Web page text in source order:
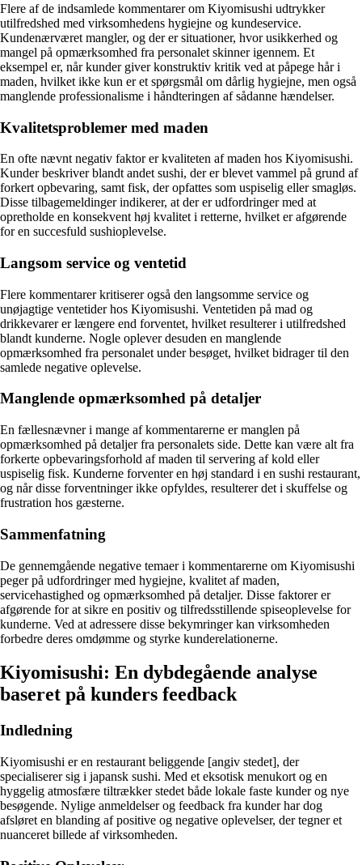
Flere af de indsamlede kommentarer om Kiyomisushi udtrykker
utilfredshed med virksomhedens hygiejne og kundeservice.
Kundenærværet mangler, og der er situationer, hvor usikkerhed og
mangel på opmærksomhed fra personalet skinner igennem. Et
eksempel er, når kunder giver konstruktiv kritik ved at påpege hår i
maden, hvilket ikke kun er et spørgsmål om dårlig hygiejne, men også
manglende professionalisme i håndteringen af sådanne hændelser.
Kvalitetsproblemer med maden
En ofte nævnt negativ faktor er kvaliteten af maden hos Kiyomisushi.
Kunder beskriver blandt andet sushi, der er blevet vammel på grund af
forkert opbevaring, samt fisk, der opfattes som uspiselig eller smagløs.
Disse tilbagemeldinger indikerer, at der er udfordringer med at
opretholde en konsekvent høj kvalitet i retterne, hvilket er afgørende
for en succesfuld sushioplevelse.
Langsom service og ventetid
Flere kommentarer kritiserer også den langsomme service og
unøjagtige ventetider hos Kiyomisushi. Ventetiden på mad og
drikkevarer er længere end forventet, hvilket resulterer i utilfredshed
blandt kunderne. Nogle oplever desuden en manglende
opmærksomhed fra personalet under besøget, hvilket bidrager til den
samlede negative oplevelse.
Manglende opmærksomhed på detaljer
En fællesnævner i mange af kommentarerne er manglen på
opmærksomhed på detaljer fra personalets side. Dette kan være alt fra
forkerte opbevaringsforhold af maden til servering af kold eller
uspiselig fisk. Kunderne forventer en høj standard i en sushi restaurant,
og når disse forventninger ikke opfyldes, resulterer det i skuffelse og
frustration hos gæsterne.
Sammenfatning
De gennemgående negative temaer i kommentarerne om Kiyomisushi
peger på udfordringer med hygiejne, kvalitet af maden,
servicehastighed og opmærksomhed på detaljer. Disse faktorer er
afgørende for at sikre en positiv og tilfredsstillende spiseoplevelse for
kunderne. Ved at adressere disse bekymringer kan virksomheden
forbedre deres omdømme og styrke kunderelationerne.
Kiyomisushi: En dybdegående analyse
baseret på kunders feedback
Indledning
Kiyomisushi er en restaurant beliggende [angiv stedet], der
specialiserer sig i japansk sushi. Med et eksotisk menukort og en
hyggelig atmosfære tiltrækker stedet både lokale faste kunder og nye
besøgende. Nylige anmeldelser og feedback fra kunder har dog
afsløret en blanding af positive og negative oplevelser, der tegner et
nuanceret billede af virksomheden.